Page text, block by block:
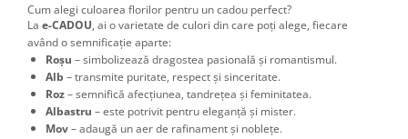
Cum alegi culoarea florilor pentru un cadou perfect?
La e-CADOU, ai o varietate de culori din care poți alege, fiecare
având o semnificație aparte:
Roșu – simbolizează dragostea pasională și romantismul.
Alb – transmite puritate, respect și sinceritate.
Roz– semnifică afecțiunea, tandrețea și feminitatea.
Albastru – este potrivit pentru eleganță și mister.
Mov– adaugă un aer de rafinament și noblețe.